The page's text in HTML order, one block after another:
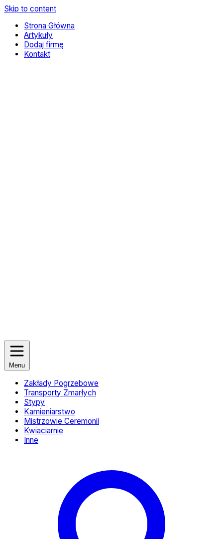
Skip to content
Strona Główna
Artykuły
Dodaj firmę
Kontakt
Menu
Zakłady Pogrzebowe
Transporty Zmarłych
Stypy
Kamieniarstwo
Mistrzowie Ceremonii
Kwiaciarnie
Inne